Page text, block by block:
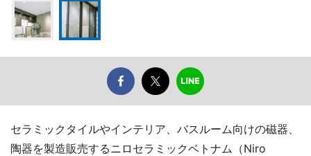
セラミックタイルやインテリア、バスルーム向けの磁器、
陶器を製造販売するニロセラミックベトナム（Niro